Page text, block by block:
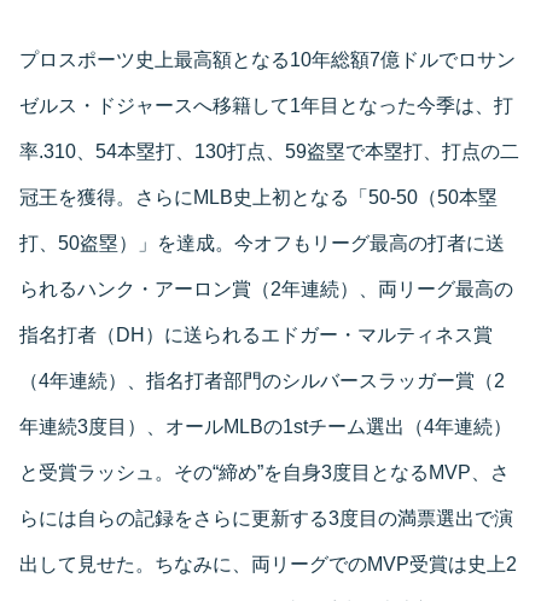
プロスポーツ史上最高額となる10年総額7億ドルでロサン
ゼルス・ドジャースへ移籍して1年目となった今季は、打
率.310、54本塁打、130打点、59盗塁で本塁打、打点の二
冠王を獲得。さらにMLB史上初となる「50-50（50本塁
打、50盗塁）」を達成。今オフもリーグ最高の打者に送
られるハンク・アーロン賞（2年連続）、両リーグ最高の
指名打者（DH）に送られるエドガー・マルティネス賞
（4年連続）、指名打者部門のシルバースラッガー賞（2
年連続3度目）、オールMLBの1stチーム選出（4年連続）
と受賞ラッシュ。その“締め”を自身3度目となるMVP、さ
らには自らの記録をさらに更新する3度目の満票選出で演
出して見せた。ちなみに、両リーグでのMVP受賞は史上2